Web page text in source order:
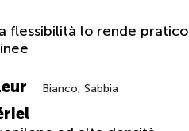
flessibilità lo rende
Bianco, Sabbia